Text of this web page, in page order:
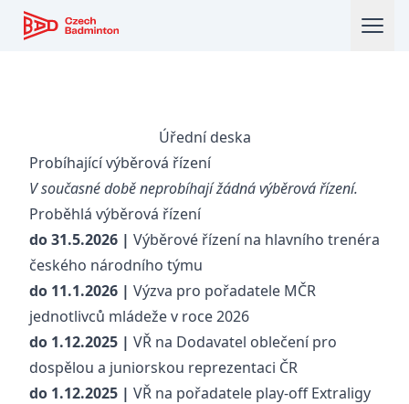
Český badmintonový svaz
Úřední deska
Probíhající výběrová řízení
V současné době neprobíhají žádná výběrová řízení.
Proběhlá výběrová řízení
do 31.5.2026 | Výběrové řízení na hlavního trenéra
českého národního týmu
do 11.1.2026 | Výzva pro pořadatele MČR
jednotlivců mládeže v roce 2026
do 1.12.2025 | VŘ na Dodavatel oblečení pro
dospělou a juniorskou reprezentaci ČR
do 1.12.2025 | VŘ na pořadatele play-off Extraligy